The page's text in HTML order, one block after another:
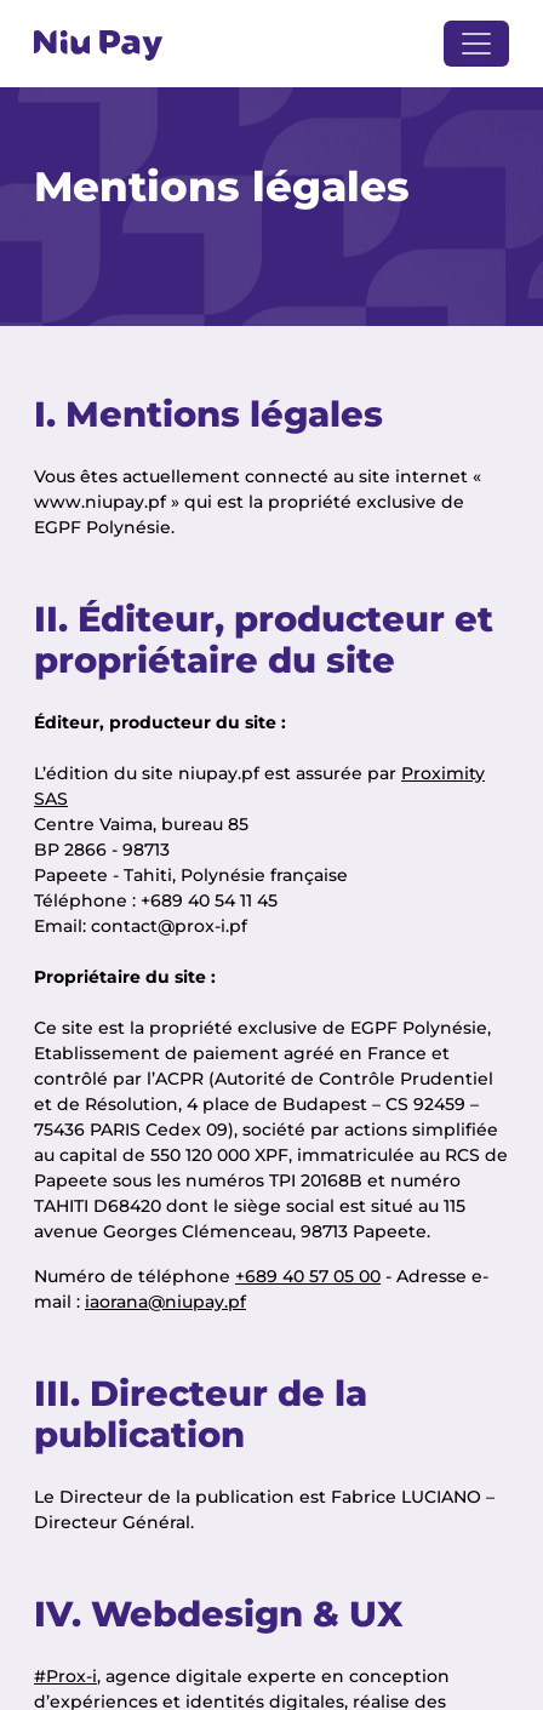
Mentions légales
I. Mentions légales
Vous êtes actuellement connecté au site internet «
www.niupay.pf » qui est la propriété exclusive de
EGPF Polynésie.
II. Éditeur, producteur et
propriétaire du site
Éditeur, producteur du site :
L’édition du site niupay.pf est assurée par Proximity
SAS
Centre Vaima, bureau 85
BP 2866 - 98713
Papeete - Tahiti, Polynésie française
Téléphone : +689 40 54 11 45
Email: contact@prox-i.pf
Propriétaire du site :
Ce site est la propriété exclusive de EGPF Polynésie,
Etablissement de paiement agréé en France et
contrôlé par l’ACPR (Autorité de Contrôle Prudentiel
et de Résolution, 4 place de Budapest – CS 92459 –
75436 PARIS Cedex 09), société par actions simplifiée
au capital de 550 120 000 XPF, immatriculée au RCS de
Papeete sous les numéros TPI 20168B et numéro
TAHITI D68420 dont le siège social est situé au 115
avenue Georges Clémenceau, 98713 Papeete.
Numéro de téléphone +689 40 57 05 00 - Adresse e-
mail : iaorana@niupay.pf
III. Directeur de la
publication
Le Directeur de la publication est Fabrice LUCIANO –
Directeur Général.
IV. Webdesign & UX
#Prox-i, agence digitale experte en conception
d’expériences et identités digitales, réalise des